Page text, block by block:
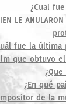
¿Cual
LE
fue la
que obtuvo
¿En qué
de la